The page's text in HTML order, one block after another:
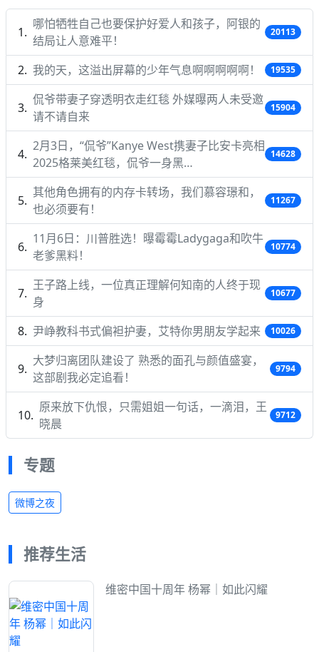
哪怕牺牲自己也要保护好爱人和孩子，阿银的
结局让人意难平！
20113
我的天，这溢出屏幕的少年气息啊啊啊啊啊！ 19535
侃爷带妻子穿透明衣走红毯 外媒曝两人未受邀
请不请自来
15904
2月3日，“侃爷”Kanye West携妻子比安卡亮相
2025格莱美红毯，侃爷一身黑…
14628
其他角色拥有的内存卡转场，我们慕容璟和，
也必须要有！
11267
11月6日：川普胜选！曝霉霉Ladygaga和吹牛
老爹黑料！
10774
王子路上线，一位真正理解何知南的人终于现
身
10677
尹峥教科书式偏袒护妻，艾特你男朋友学起来 10026
大梦归离团队建设了 熟悉的面孔与颜值盛宴，
这部剧我必定追看！
9794
原来放下仇恨，只需姐姐一句话，一滴泪，王
晓晨
9712
专题
微博之夜
推荐生活
维密中国十周年 杨幂｜如此闪耀